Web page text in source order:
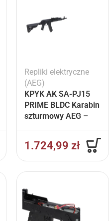
Repliki elektryczne
(AEG)
KPYK AK SA-PJ15
PRIME BLDC Karabin
szturmowy AEG –
1.724,99zł